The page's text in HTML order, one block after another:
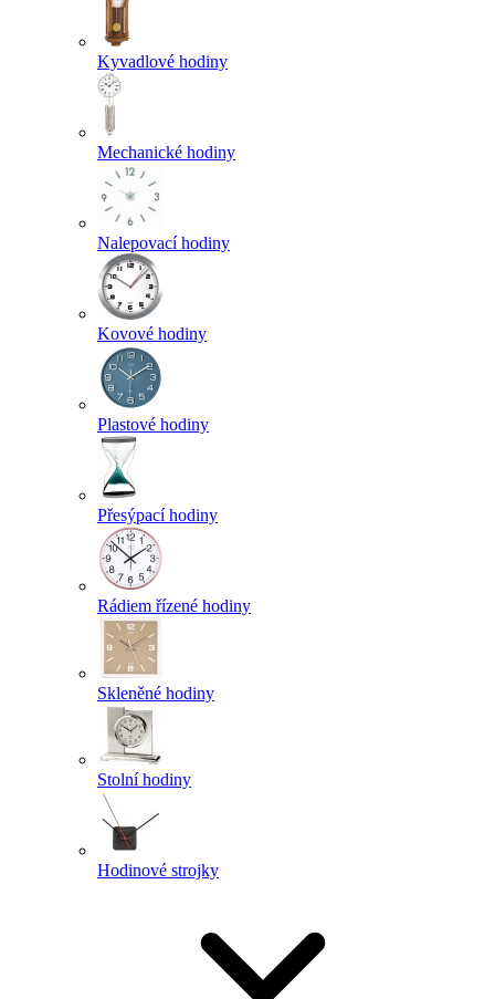
Kyvadlové hodiny
Mechanické hodiny
Nalepovací hodiny
Kovové hodiny
Plastové hodiny
Přesýpací hodiny
Rádiem řízené hodiny
Skleněné hodiny
Stolní hodiny
Hodinové strojky